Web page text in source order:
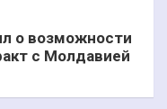
о возможности
с Молдавией